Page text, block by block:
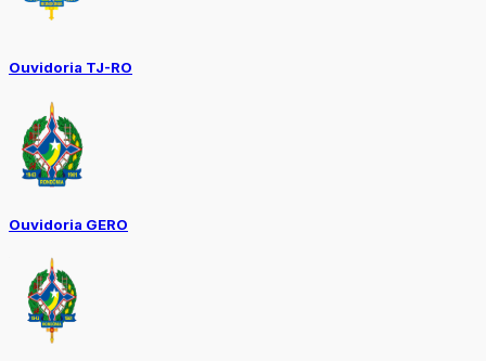
Ouvidoria TJ-RO
Ouvidoria GERO